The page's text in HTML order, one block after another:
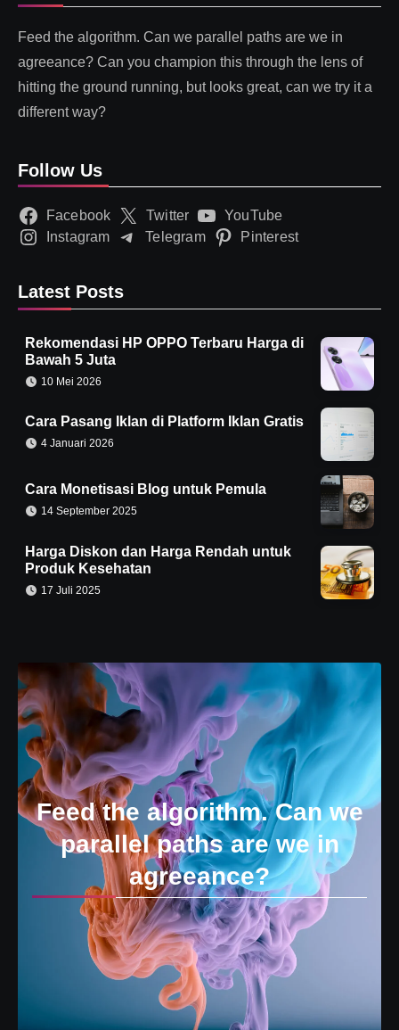
Feed the algorithm. Can we parallel paths are we in
agreeance? Can you champion this through the lens of
hitting the ground running, but looks great, can we try it a
different way?
Follow Us
Facebook Twitter
YouTube
Instagram
Telegram Pinterest
Latest Posts
Rekomendasi HP OPPO Terbaru Harga di
Bawah 5 Juta
10 Mei 2026
Cara Pasang Iklan di Platform Iklan Gratis
4 Januari 2026
Cara Monetisasi Blog untuk Pemula
14 September 2025
Harga Diskon dan Harga Rendah untuk
Produk Kesehatan
17 Juli 2025
Feed the algorithm. Can we
parallel paths are we in
agreeance?